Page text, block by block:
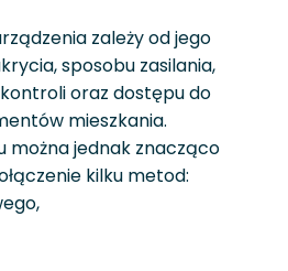
zależy od jego
sposobu zasilania,
oraz dostępu do
mieszkania.
można jednak znacząco
kilku metod: